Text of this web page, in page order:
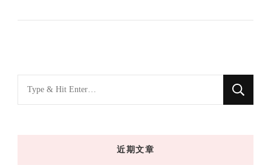
什
近期文章